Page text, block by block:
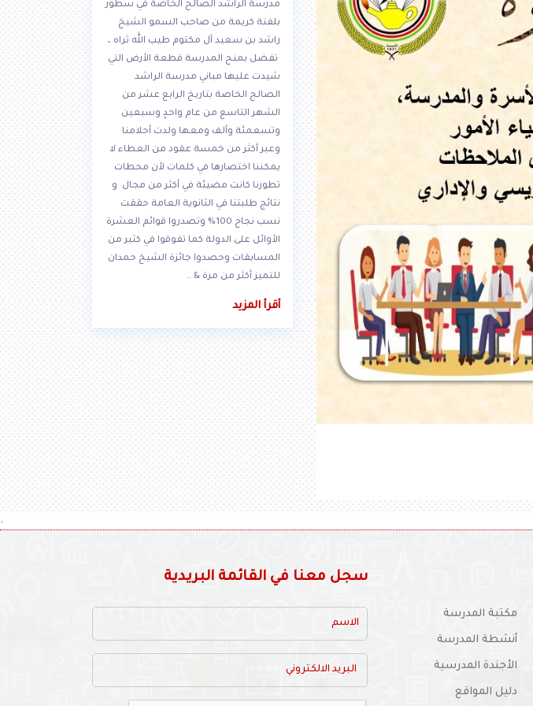
مدرسة الراشد الصالح الخاصة في سطور
بلفتة كريمة من صاحب السمو الشيخ
راشد بن سعيد آل مكتوم طيب الله ثراه ،
تفضل بمنح المدرسة قطعة الأرض التي
شيدت عليها مباني مدرسة الراشد
الصالح الخاصة بتاريخ الرابع عشر من
الشهر التاسع من عام واحدٍ وسبعين
وتسعمئة وألف ومعها ولدت أحلامنا
وعبر أكثر من خمسة عقود من العطاء لا
يمكننا اختصارها في كلمات لأن محطات
تطورنا كانت مضيئة في أكثر من مجال و
نتائج طلبتنا في الثانوية العامة حققت
نسب نجاح 100% وتصدروا قوائم العشرة
الأوائل على الدولة كما تفوقوا في كثير من
المسابقات وحصدوا جائزة الشيخ حمدان
للتميز أكثر من مرة & ..
أقرأ المزيد
.
مكتبة المدرسة
أنشطة المدرسة
الأجندة المدرسية
دليل المواقع
سجل معنا في القائمة البريدية